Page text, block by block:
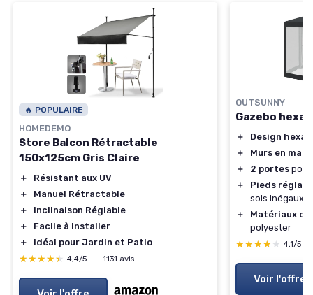
🔥 POPULAIRE
HOMEDEMO
Store Balcon Rétractable
150x125cm Gris Claire
＋
Résistant aux UV
＋
Manuel Rétractable
＋
Inclinaison Réglable
＋
Facile à installer
＋
Idéal pour Jardin et Patio
★★★★★
★★★★★ 4,4/5 — 1131 avis
OUTSUNNY
Gazebo
＋
Design
＋
Murs en
＋
2 portes pour
＋
Pieds
sols inégaux
＋
Matériaux
polyester
★★★★★
★★★★★ 4,1/5
Voir l'offre